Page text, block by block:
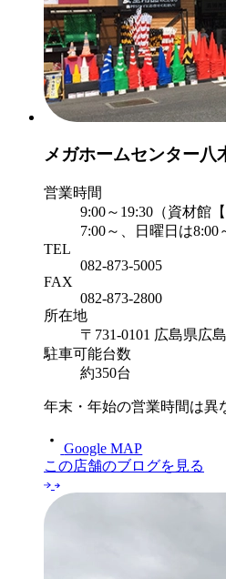
メガホームセンター八
営業時間
9:00～19:30（資材館
7:00～、日曜日は8:00
TEL
082-873-5005
FAX
082-873-2800
所在地
〒731-0101 広島県広
駐車可能台数
約350台
年末・年始の営業時間は異
Google MAP
この店舗のブログを見る